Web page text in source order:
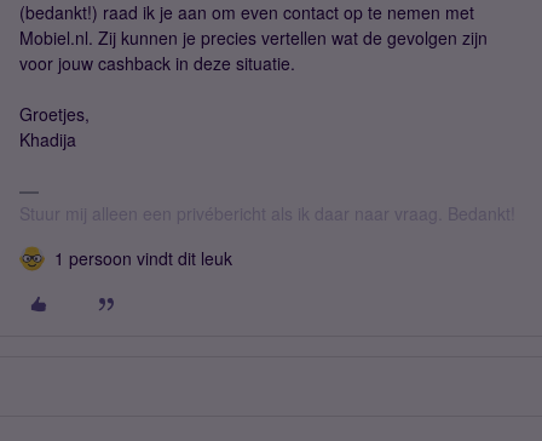
(bedankt!) raad ik je aan om even contact op te nemen met
Mobiel.nl. Zij kunnen je precies vertellen wat de gevolgen zijn
voor jouw cashback in deze situatie.
Groetjes,
Khadija
Stuur mij alleen een privébericht als ik daar naar vraag. Bedankt!
1 persoon vindt dit leuk